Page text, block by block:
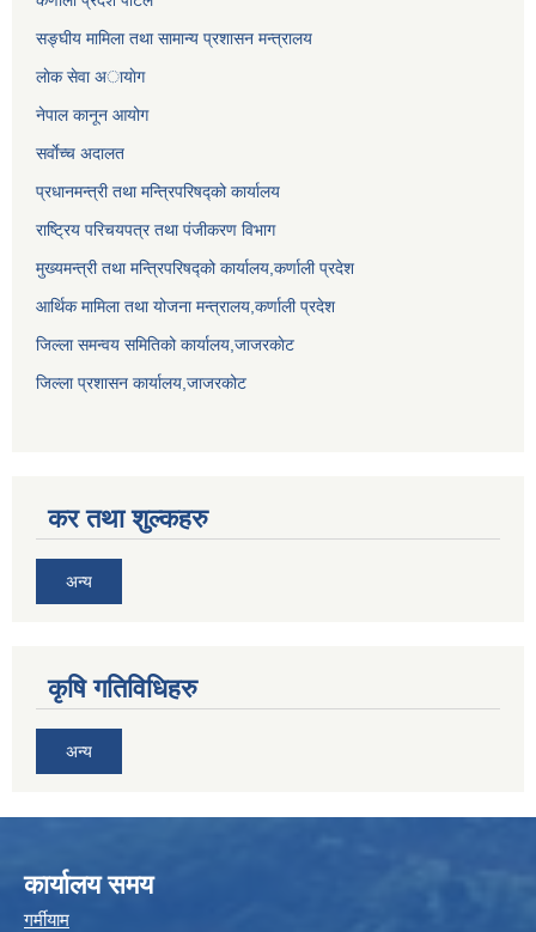
सङ्घीय मामिला तथा सामान्य प्रशासन मन्त्रालय
लाेक सेवा अायाेग
नेपाल कानून आयोग
सर्वाेच्च अदालत
प्रधानमन्त्री तथा मन्त्रिपरिषद्को कार्यालय
राष्ट्रिय परिचयपत्र तथा पंजीकरण विभाग
मुख्यमन्त्री तथा मन्त्रिपरिषद्को कार्यालय,कर्णाली प्रदेश
आर्थिक मामिला तथा योजना मन्त्रालय,कर्णाली प्रदेश
जिल्ला समन्वय समितिको कार्यालय,जाजरकाेट
जिल्ला प्रशासन कार्यालय,जाजरकोट
कर तथा शुल्कहरु
अन्य
कृषि गतिविधिहरु
अन्य
कार्यालय समय
गर्मीयाम